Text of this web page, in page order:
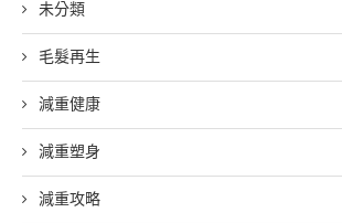
未分類
毛髮再生
減重健康
減重塑身
減重攻略